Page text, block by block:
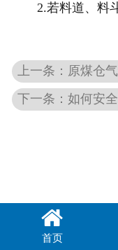
2.若料道、料斗
上一条：原煤仓
下一条：如何安
首页